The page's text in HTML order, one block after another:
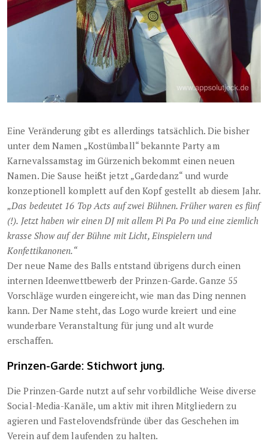
Eine Veränderung gibt es allerdings tatsächlich. Die bisher
unter dem Namen „Kostümball“ bekannte Party am
Karnevalssamstag im Gürzenich bekommt einen neuen
Namen. Die Sause heißt jetzt „Gardedanz“ und wurde
konzeptionell komplett auf den Kopf gestellt ab diesem Jahr.
„Das bedeutet 16 Top Acts auf zwei Bühnen. Früher waren es fünf
(!). Jetzt haben wir einen DJ mit allem Pi Pa Po und eine ziemlich
krasse Show auf der Bühne mit Licht, Einspielern und
Konfettikanonen.“
Der neue Name des Balls entstand übrigens durch einen
internen Ideenwettbewerb der Prinzen-Garde. Ganze 55
Vorschläge wurden eingereicht, wie man das Ding nennen
kann. Der Name steht, das Logo wurde kreiert und eine
wunderbare Veranstaltung für jung und alt wurde
erschaffen.
Prinzen-Garde: Stichwort jung.
Die Prinzen-Garde nutzt auf sehr vorbildliche Weise diverse
Social-Media-Kanäle, um aktiv mit ihren Mitgliedern zu
agieren und Fastelovendsfründe über das Geschehen im
Verein auf dem laufenden zu halten.